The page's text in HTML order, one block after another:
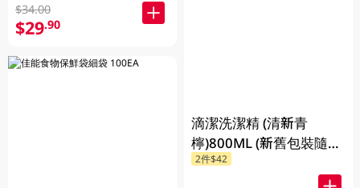
$34.00
$29.90
滴潔洗潔精 (清新青
檸)800ML (新舊包裝隨機
發貨)
2件$42